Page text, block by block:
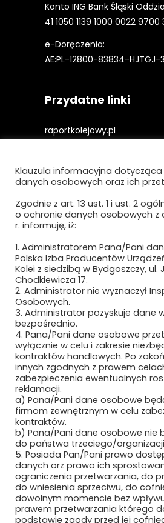
Konto ING Bank Śląski
41 1050 1139 1000 0022
e-Doręczenia:
AE:PL-12800-83834-HJTGJ-
Przydatne linki
raportkolejowy.pl
kolejowefirmy.pl
Polityka prywatności i
Regulamin strony
Newsletter
Subskrybuj, aby być na
Bezpieczne
Klauzula informacyjna
danych osobowych oraz ich
Zgodnie z art. 13 ust. 1 i ust. 2
o ochronie danych osobowych z
r. informuję, iż:
1. Administratorem Pana/Pani
Polska Izba Producentów
Kolei z siedzibą w Bydgoszczy, ul.
Chodkiewicza 17.
2. Administrator nie wyznaczył
Osobowych.
3. Administrator pozyskuje dane
bezpośrednio.
4. Pana/Pani dane osobowe
wyłącznie w celu i zakresie
kontraktów handlowych. Po
innych zgodnych z prawem
zabezpieczenia ewentualnych
reklamacji.
a) Pana/Pani dane osobowe
firmom zewnętrznym w celu
kontraktów.
b) Pana/Pani dane osobowe nie
do państwa trzeciego/
5. Posiada Pan/Pani prawo
danych orz prawo ich
ograniczenia przetwarzania, do
do wniesienia sprzeciwu, do
dowolnym momencie bez
prawem przetwarzania którego
podstawie zgody przed jej